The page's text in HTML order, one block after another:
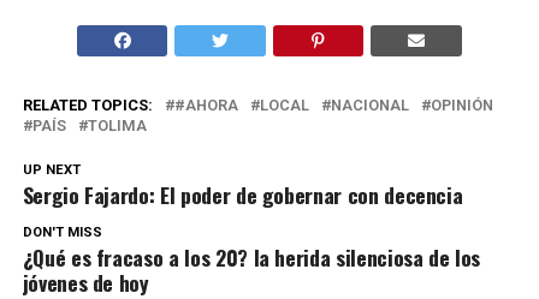
RELATED TOPICS: #AHORA LOCAL NACIONAL
OPINIÓN
PAÍS
TOLIMA
UP NEXT
Sergio Fajardo: El poder de gobernar con decencia
DON'T MISS
¿Qué es fracaso a los 20? la herida silenciosa de los
jóvenes de hoy